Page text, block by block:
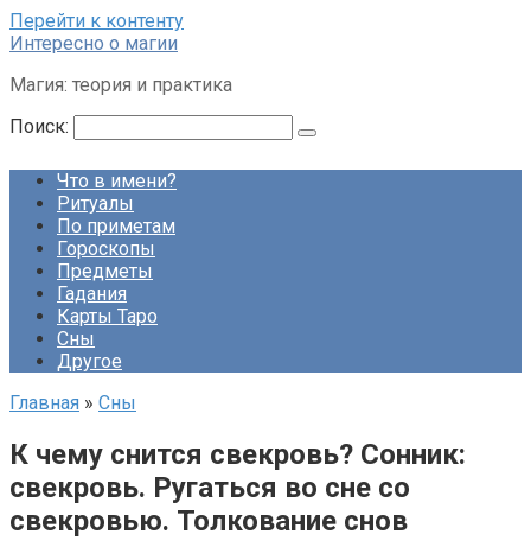
Перейти к контенту
Интересно о магии
Магия: теория и практика
Поиск:
Что в имени?
Ритуалы
По приметам
Гороскопы
Предметы
Гадания
Карты Таро
Сны
Другое
Главная » Сны
К чему снится свекровь? Сонник:
свекровь. Ругаться во сне со
свекровью. Толкование снов